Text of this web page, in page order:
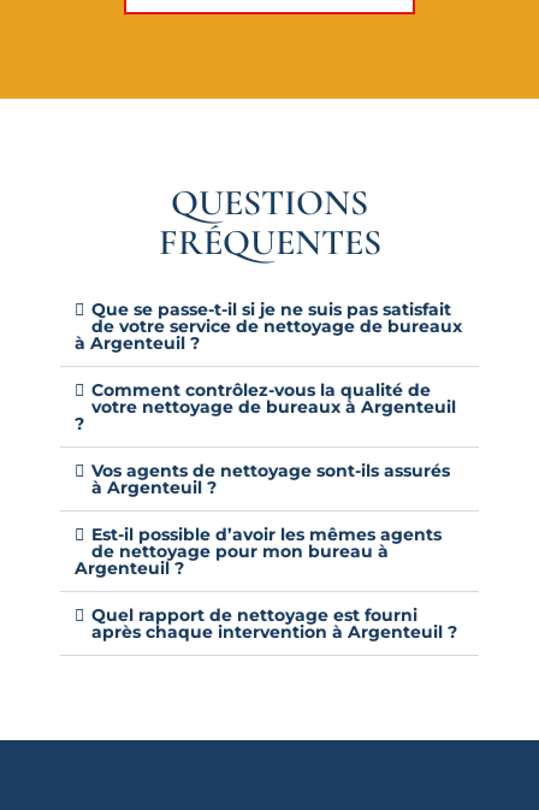
QUESTIONS
FRÉQUENTES
Que se passe-t-il si je ne suis pas satisfait
de votre service de nettoyage de bureaux
à Argenteuil ?
Comment contrôlez-vous la qualité de
votre nettoyage de bureaux à Argenteuil
?
Vos agents de nettoyage sont-ils assurés
à Argenteuil ?
Est-il possible d’avoir les mêmes agents
de nettoyage pour mon bureau à
Argenteuil ?
Quel rapport de nettoyage est fourni
après chaque intervention à Argenteuil ?